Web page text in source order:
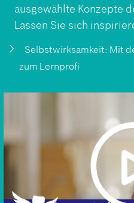
ausgewählte Konzepte
Lassen Sie sich
Selbstwirksamkeit: Mit
zum Lernprofi